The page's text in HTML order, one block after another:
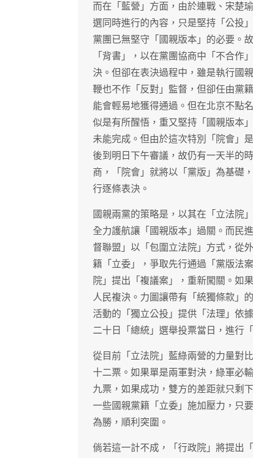
而在「藍營」方面，由於連戰、宋楚
選同時進行的內容，只是堅持「公投
黨團已無堅守「國親版本」的必要。
「背書」，以在黨團協商中「不合作
決。但卻在表決過程中，雖是執行國
鞭也不作「反對」監督，但卻任由黨
能會輕易地獲得通過。但在北京不點
似是有所醒悟，重又堅持「國親版本
未能完成。但由於這次特別「院會」
後到明日下午審議，故仍有一天半的
商，「院會」就將以「黨版」為基礎
行逐條表決。
國親兩黨的策略是，以其在「立法院
全力護航讓「國親版本」過關。而民
督聯盟」以「包圍立法院」方式，從
籍「立委」，爭取先行通過「黨版法
院」提出「複議案」，重新闖關。如
人民複決。力圖讓帶有「統獨條款」
活動的「獨立公投」提供「法理」依
二十日「總統」選舉投票當日，進行
從目前「立法院」藍綠兩營的力量對
十二票。如果單是兩軍對決，綠軍必
九票，如果成功，雙方的差距就只剩
一些國親黨籍「立委」施加壓力，只
為勝，順利突圍。
倘若這一計不成，「行政院」將提出